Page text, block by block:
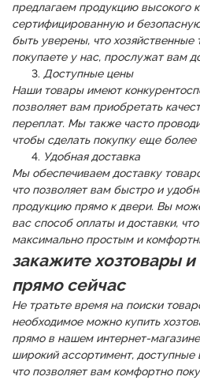
предлагаем продукцию высокого
сертифицированную и
быть уверены, что
покупаете у нас, прослужат вам
Доступные цены
Наши товары имеют
позволяет вам приобретать
переплат. Мы также часто
чтобы сделать покупку еще более
Удобная доставка
Мы обеспечиваем доставку
что позволяет вам быстро и
продукцию прямо к двери. Вы
вас способ оплаты и доставки,
максимально простым и
закажите хозтовары и
прямо сейчас
Не тратьте время на поиски
необходимое можно купить
прямо в нашем интернет-
широкий ассортимент,
что позволяет вам комфортно